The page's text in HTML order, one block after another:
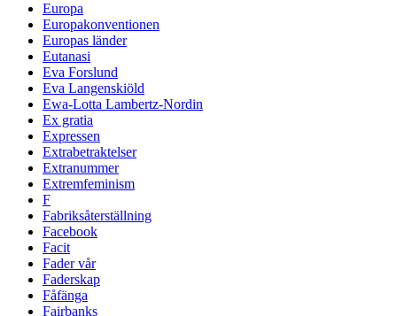
Europa
Europakonventionen
Europas länder
Eutanasi
Eva Forslund
Eva Langenskiöld
Ewa-Lotta Lambertz-Nordin
Ex gratia
Expressen
Extrabetraktelser
Extranummer
Extremfeminism
F
Fabriksåterställning
Facebook
Facit
Fader vår
Faderskap
Fåfänga
Fairbanks